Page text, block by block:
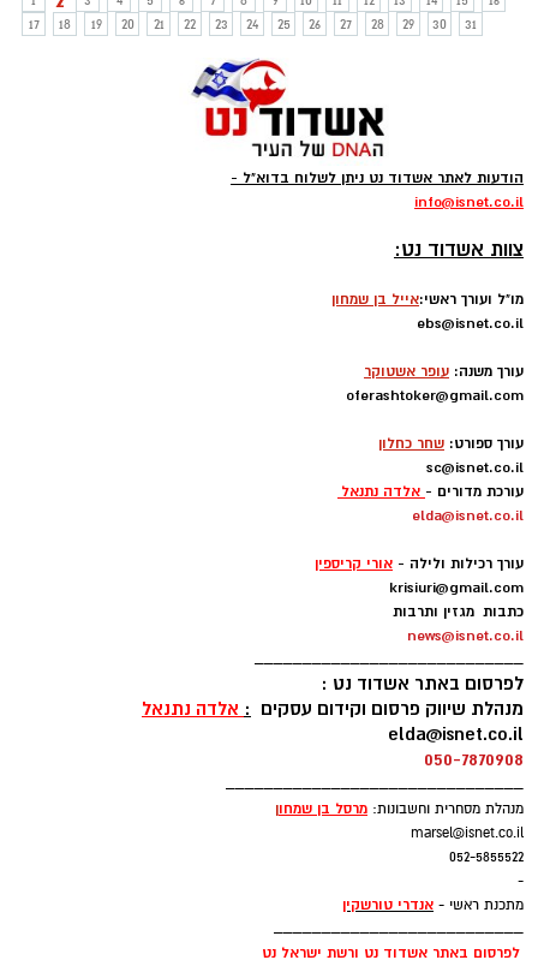
17
18 19 20 21 22 23 24 25 26 27 28 29 30 31
הודעות לאתר אשדוד נט ניתן לשלוח בדוא"ל -
info@isnet.co.il
צוות אשדוד נט:
מו"ל ועורך ראשי:אייל בן שמחון
ebs@isnet.co.il
עורך משנה: עופר אשטוקר
oferashtoker@gmail.com
עורך ספורט: שחר כחלון
sc@isnet.co.il
עורכת מדורים - אלדה נתנאל
elda@isnet.co.il
עורך רכילות ולילה - אורי קריספין
krisiuri@gmail.com
כתבות מגזין ותרבות
news@isnet.co.il
____________________________
לפרסום באתר אשדוד נט :
מנהלת שיווק פרסום וקידום עסקים : אלדה נתנאל
elda@isnet.co.il
050-7870908
_______________________________
מנהלת מסחרית וחשבונות: מרסל בן שמחון
marsel@isnet.co.il
052-5855522
-
מתכנת ראשי - אנדרי טורשקין
__________________________
לפרסום באתר אשדוד נט ורשת ישראל נט